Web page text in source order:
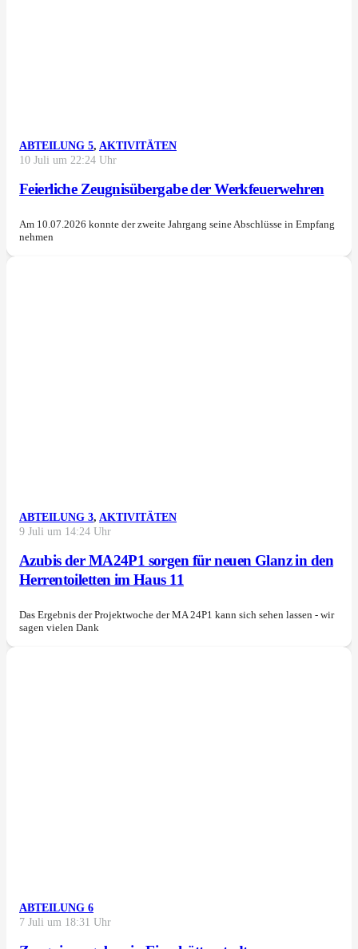
ABTEILUNG 5, AKTIVITÄTEN
10 Juli um 22:24 Uhr
Feierliche Zeugnisübergabe der Werkfeuerwehren
Am 10.07.2026 konnte der zweite Jahrgang seine Abschlüsse in Empfang
nehmen
ABTEILUNG 3, AKTIVITÄTEN
9 Juli um 14:24 Uhr
Azubis der MA24P1 sorgen für neuen Glanz in den
Herrentoiletten im Haus 11
Das Ergebnis der Projektwoche der MA 24P1 kann sich sehen lassen - wir
sagen vielen Dank
ABTEILUNG 6
7 Juli um 18:31 Uhr